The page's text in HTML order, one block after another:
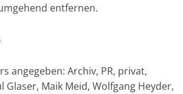
entfernen.
angegeben: Archiv, PR, privat,
Glaser, Maik Meid, Wolfgang Heyder,